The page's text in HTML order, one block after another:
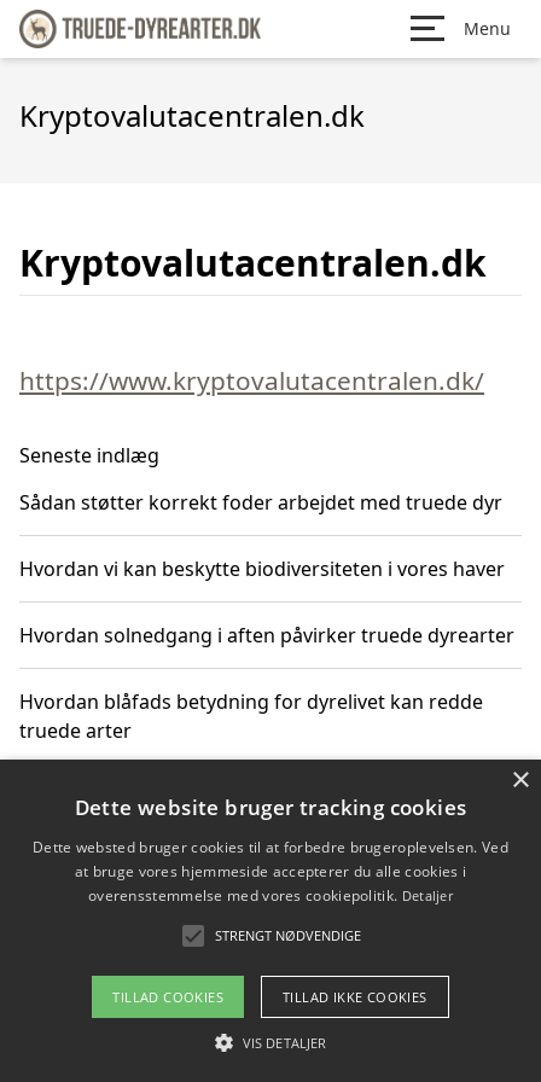
Menu
Kryptovalutacentralen.dk
Kryptovalutacentralen.dk
https://www.kryptovalutacentralen.dk/
Seneste indlæg
Sådan støtter korrekt foder arbejdet med truede dyr
Hvordan vi kan beskytte biodiversiteten i vores haver
Hvordan solnedgang i aften påvirker truede dyrearter
Hvordan blåfads betydning for dyrelivet kan redde
truede arter
Hvordan kan gaver til unge voksne støtte bevarelsen
Copyright 2026 - Pilanto Aps
Om / kontakt
Blog Betingelser
×
Dette website bruger tracking cookies
Dette websted bruger cookies til at forbedre brugeroplevelsen. Ved
at bruge vores hjemmeside accepterer du alle cookies i
overensstemmelse med vores cookiepolitik. Detaljer
STRENGT NØDVENDIGE
TILLAD COOKIES TILLAD IKKE COOKIES
VIS DETALJER